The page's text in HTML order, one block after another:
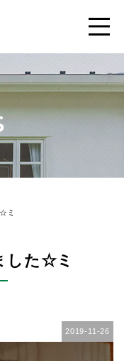
ミ
した☆ミ
2019-11-26